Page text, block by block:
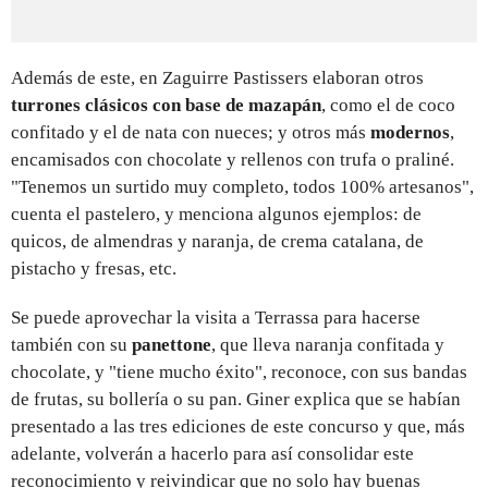
Además de este, en Zaguirre Pastissers elaboran otros
turrones clásicos con base de mazapán, como el de coco
confitado y el de nata con nueces; y otros más modernos,
encamisados con chocolate y rellenos con trufa o praliné.
"Tenemos un surtido muy completo, todos 100% artesanos",
cuenta el pastelero, y menciona algunos ejemplos: de
quicos, de almendras y naranja, de crema catalana, de
pistacho y fresas, etc.
Se puede aprovechar la visita a Terrassa para hacerse
también con su panettone, que lleva naranja confitada y
chocolate, y "tiene mucho éxito", reconoce, con sus bandas
de frutas, su bollería o su pan. Giner explica que se habían
presentado a las tres ediciones de este concurso y que, más
adelante, volverán a hacerlo para así consolidar este
reconocimiento y reivindicar que no solo hay buenas